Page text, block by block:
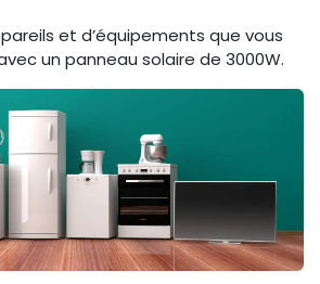
et d’équipements que vous
un panneau solaire de 3000W.